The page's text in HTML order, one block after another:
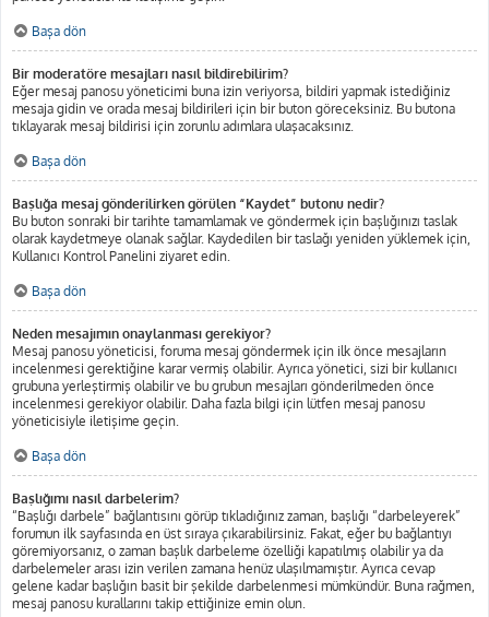
Başa dön
Bir moderatöre mesajları nasıl bildirebilirim?
Eğer mesaj panosu yöneticimi buna izin veriyorsa, bildiri yapmak istediğiniz
mesaja gidin ve orada mesaj bildirileri için bir buton göreceksiniz. Bu butona
tıklayarak mesaj bildirisi için zorunlu adımlara ulaşacaksınız.
Başa dön
Başlığa mesaj gönderilirken görülen “Kaydet” butonu nedir?
Bu buton sonraki bir tarihte tamamlamak ve göndermek için başlığınızı taslak
olarak kaydetmeye olanak sağlar. Kaydedilen bir taslağı yeniden yüklemek için,
Kullanıcı Kontrol Panelini ziyaret edin.
Başa dön
Neden mesajımın onaylanması gerekiyor?
Mesaj panosu yöneticisi, foruma mesaj göndermek için ilk önce mesajların
incelenmesi gerektiğine karar vermiş olabilir. Ayrıca yönetici, sizi bir kullanıcı
grubuna yerleştirmiş olabilir ve bu grubun mesajları gönderilmeden önce
incelenmesi gerekiyor olabilir. Daha fazla bilgi için lütfen mesaj panosu
yöneticisiyle iletişime geçin.
Başa dön
Başlığımı nasıl darbelerim?
“Başlığı darbele” bağlantısını görüp tıkladığınız zaman, başlığı “darbeleyerek”
forumun ilk sayfasında en üst sıraya çıkarabilirsiniz. Fakat, eğer bu bağlantıyı
göremiyorsanız, o zaman başlık darbeleme özelliği kapatılmış olabilir ya da
darbelemeler arası izin verilen zamana henüz ulaşılmamıştır. Ayrıca cevap
gelene kadar başlığın basit bir şekilde darbelenmesi mümkündür. Buna rağmen,
mesaj panosu kurallarını takip ettiğinize emin olun.